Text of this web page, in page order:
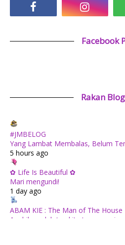
Facebook
Rakan
#JMBELOG
Yang Lambat Membalas, Belum
5 hours ago
✿ Life Is Beautiful ✿
Mari mengundi!
1 day ago
ABAM KIE : The Man of The House
Apabila sudah tua kita tenang saja...